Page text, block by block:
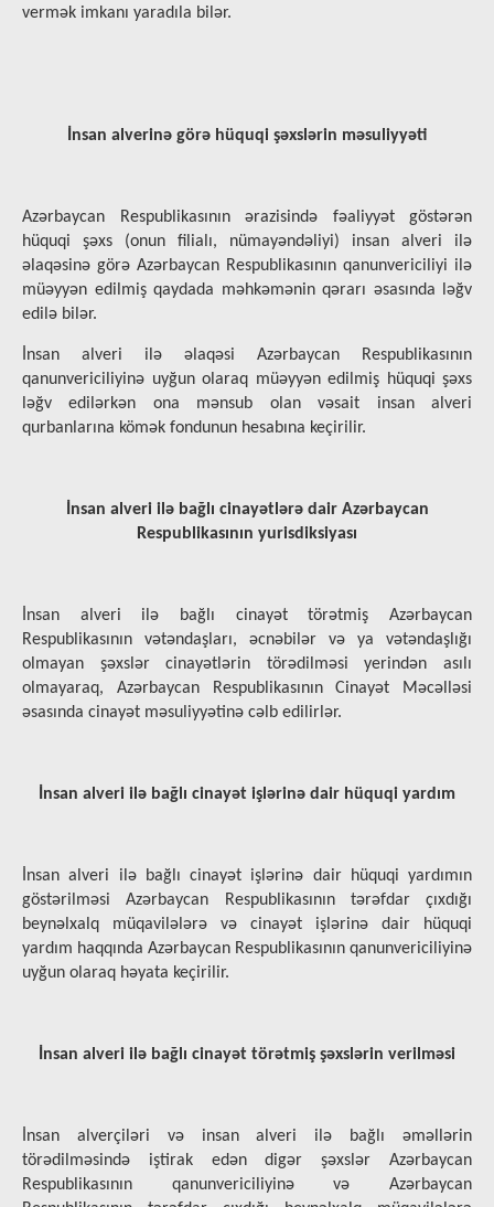
vermək imkanı yaradıla bilər.
İnsan alverinə görə hüquqi şəxslərin məsuliyyəti
Azərbaycan Respublikasının ərazisində fəaliyyət göstərən
hüquqi şəxs (onun filialı, nümayəndəliyi) insan alveri ilə
əlaqəsinə görə Azərbaycan Respublikasının qanunvericiliyi ilə
müəyyən edilmiş qaydada məhkəmənin qərarı əsasında ləğv
edilə bilər.
İnsan alveri ilə əlaqəsi Azərbaycan Respublikasının
qanunvericiliyinə uyğun olaraq müəyyən edilmiş hüquqi şəxs
ləğv edilərkən ona mənsub olan vəsait insan alveri
qurbanlarına kömək fondunun hesabına keçirilir.
İnsan alveri ilə bağlı cinayətlərə dair Azərbaycan
Respublikasının yurisdiksiyası
İnsan alveri ilə bağlı cinayət törətmiş Azərbaycan
Respublikasının vətəndaşları, əcnəbilər və ya vətəndaşlığı
olmayan şəxslər cinayətlərin törədilməsi yerindən asılı
olmayaraq, Azərbaycan Respublikasının Cinayət Məcəlləsi
əsasında cinayət məsuliyyətinə cəlb edilirlər.
İnsan alveri ilə bağlı cinayət işlərinə dair hüquqi yardım
İnsan alveri ilə bağlı cinayət işlərinə dair hüquqi yardımın
göstərilməsi Azərbaycan Respublikasının tərəfdar çıxdığı
beynəlxalq müqavilələrə və cinayət işlərinə dair hüquqi
yardım haqqında Azərbaycan Respublikasının qanunvericiliyinə
uyğun olaraq həyata keçirilir.
İnsan alveri ilə bağlı cinayət törətmiş şəxslərin verilməsi
İnsan alverçiləri və insan alveri ilə bağlı əməllərin
törədilməsində iştirak edən digər şəxslər Azərbaycan
Respublikasının qanunvericiliyinə və Azərbaycan